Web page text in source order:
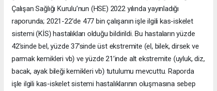
Çalışan Sağlığı Kurulu’nun (HSE) 2022 yılında yayınladığı
raporunda; 2021-22’de 477 bin çalışanın işle ilgili kas-iskelet
sistemi (KİS) hastalıkları olduğu bildirildi. Bu hastaların yüzde
42’sinde bel, yüzde 37’sinde üst ekstremite (el, bilek, dirsek ve
parmak kemikleri vb) ve yüzde 21’inde alt ekstremite (uyluk, diz,
bacak, ayak bileği kemikleri vb) tutulumu mevcuttu. Raporda
işle ilgili kas-iskelet sistemi hastalıklarının oluşmasına sebep